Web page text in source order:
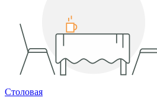
Столовая